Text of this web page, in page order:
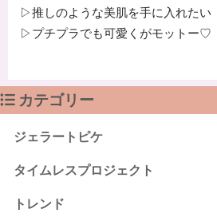
▷推しのような美肌を手に入れたい
▷プチプラでも可愛くがモットー♡
カテゴリー
ジェラートピケ
タイムレスプロジェクト
トレンド